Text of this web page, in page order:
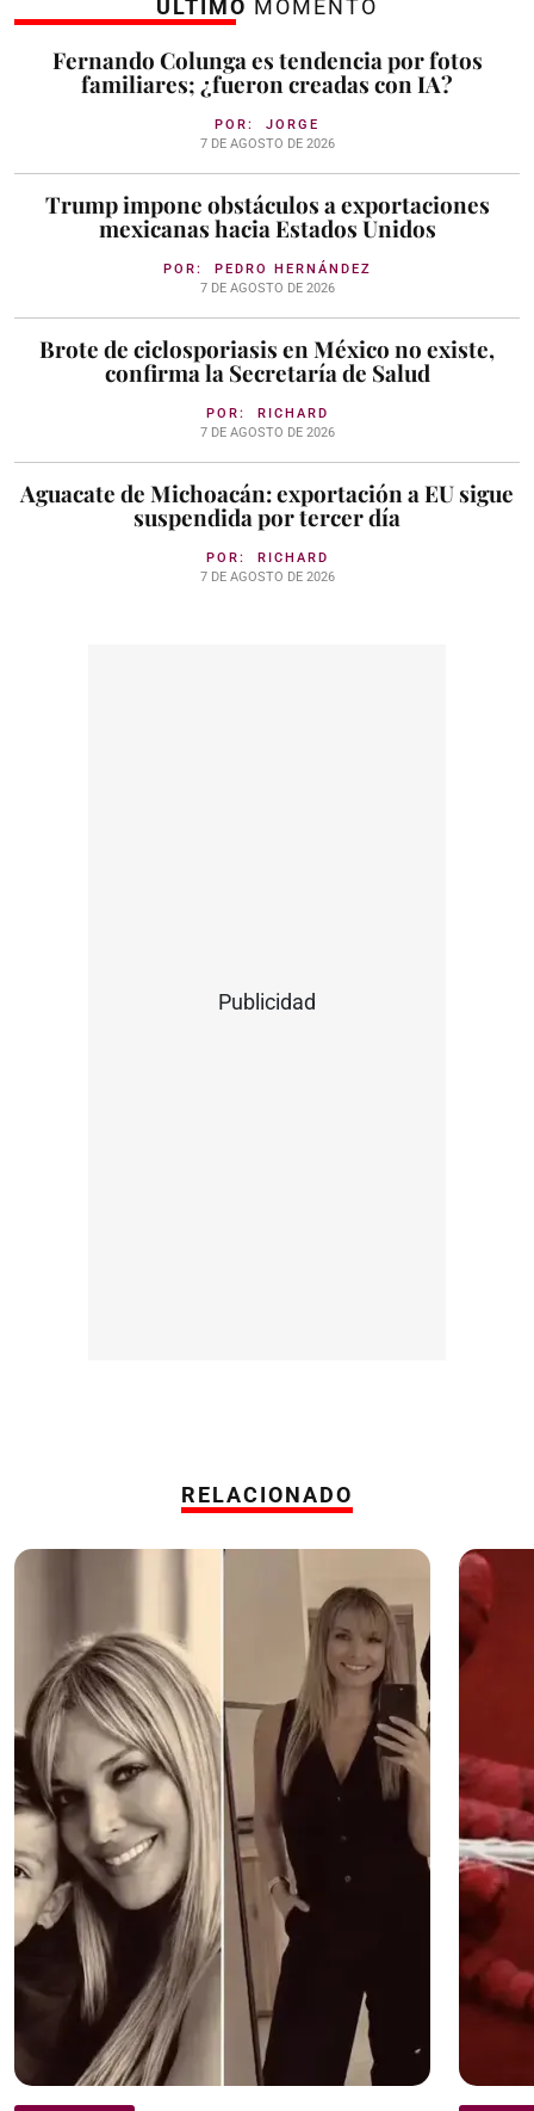
ÚLTIMO MOMENTO
Fernando Colunga es tendencia por fotos
familiares; ¿fueron creadas con IA?
POR: JORGE
7 DE AGOSTO DE 2026
Trump impone obstáculos a exportaciones
mexicanas hacia Estados Unidos
POR: PEDRO HERNÁNDEZ
7 DE AGOSTO DE 2026
Brote de ciclosporiasis en México no existe,
confirma la Secretaría de Salud
POR: RICHARD
7 DE AGOSTO DE 2026
Aguacate de Michoacán: exportación a EU sigue
suspendida por tercer día
POR: RICHARD
7 DE AGOSTO DE 2026
Publicidad
RELACIONADO